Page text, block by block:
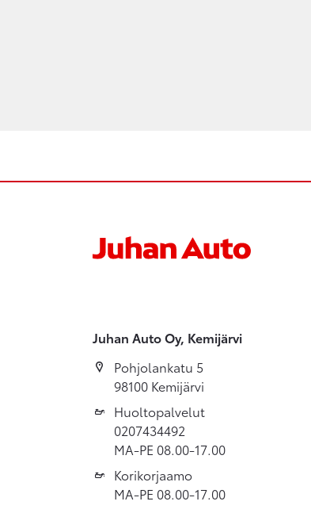
Juhan Auto Oy, Kemijärvi
Pohjolankatu 5
98100 Kemijärvi
Huoltopalvelut
0207434492
MA-PE 08.00-17.00
Korikorjaamo
MA-PE 08.00-17.00